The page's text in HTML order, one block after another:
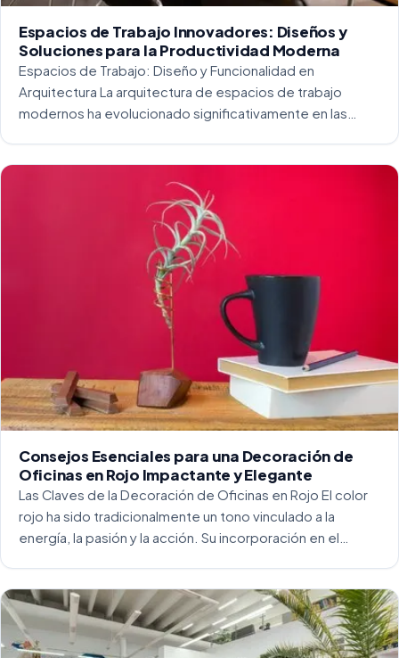
Espacios de Trabajo Innovadores: Diseños y
Soluciones para la Productividad Moderna
Espacios de Trabajo: Diseño y Funcionalidad en
Arquitectura La arquitectura de espacios de trabajo
modernos ha evolucionado significativamente en las
Consejos Esenciales para una Decoración de
Oficinas en Rojo Impactante y Elegante
Las Claves de la Decoración de Oficinas en Rojo El color
rojo ha sido tradicionalmente un tono vinculado a la
energía, la pasión y la acción. Su incorporación en el